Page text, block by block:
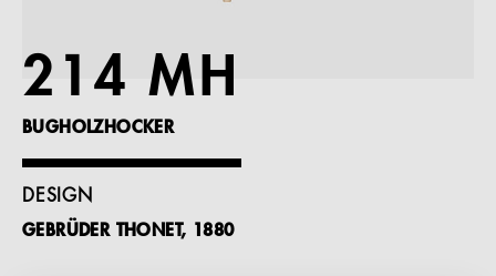
Referenzen
DE
214 MH
BUGHOLZHOCKER
DESIGN
GEBRÜDER THONET, 1880